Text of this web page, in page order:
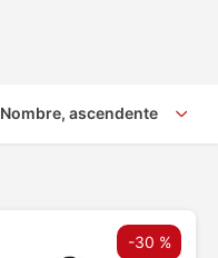
Nombre, ascendente
-30 %